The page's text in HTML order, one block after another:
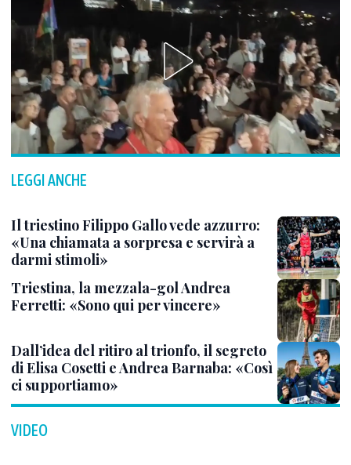
LEGGI ANCHE
Il triestino Filippo Gallo vede azzurro:
«Una chiamata a sorpresa e servirà a
darmi stimoli»
Triestina, la mezzala-gol Andrea
Ferretti: «Sono qui per vincere»
Dall’idea del ritiro al trionfo, il segreto
di Elisa Cosetti e Andrea Barnaba: «Così
ci supportiamo»
VIDEO